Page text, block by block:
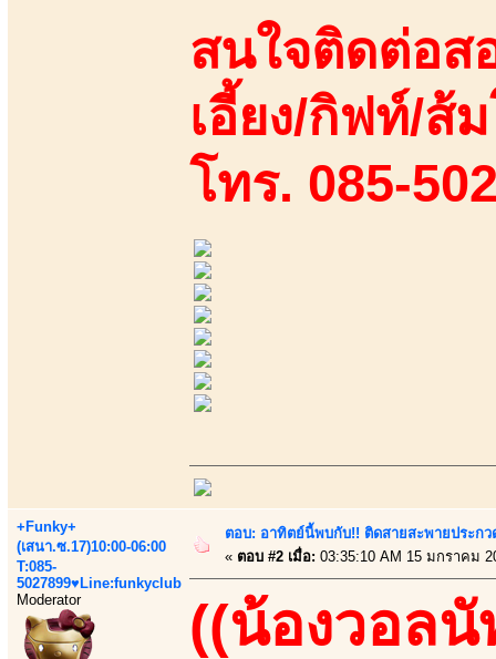
สนใจติดต่อส
เอี้ยง/กิฟท์/ส้
โทร. 085-
+Funky+
(เสนา.ซ.17)10:00-06:00
T:085-
5027899♥Line:funkyclub
Moderator
ตอบ: อาทิตย์นี้พบกับ!! ติดสายสะพายประกว
« ตอบ #2 เมื่อ: 03:35:10 AM 15 มกราคม
((น้องวอลนั